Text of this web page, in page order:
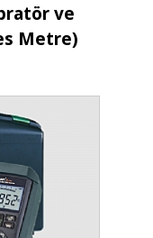
ve
Metre)